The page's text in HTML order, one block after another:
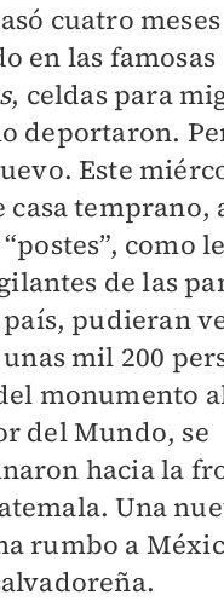
cuatro meses
en las famosas
, celdas para
deportaron.
Este
casa temprano,
como
de las
país, pudieran
mil 200
monumento
del Mundo, se
hacia la
Una
rumbo a